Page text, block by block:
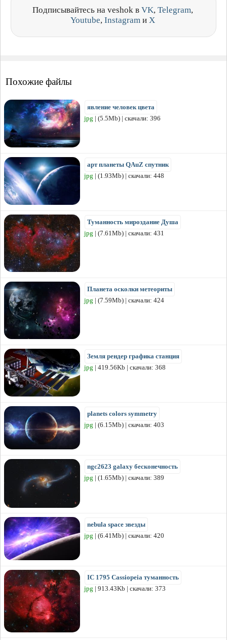
Подписывайтесь на veshok в VK, Telegram,
Youtube, Instagram и X
Похожие файлы
явление человек цвета
jpg | (5.5Mb) | скачали: 396
арт планеты QAuZ спутник
jpg | (1.93Mb) | скачали: 448
Туманность мироздание Душа
jpg | (7.61Mb) | скачали: 431
Планета осколки метеориты
jpg | (7.59Mb) | скачали: 424
Земля рендер графика станция
jpg | 419.56Kb | скачали: 368
planets colors symmetry
jpg | (6.15Mb) | скачали: 403
ngc2623 galaxy бесконечность
jpg | (1.65Mb) | скачали: 389
nebula space звезды
jpg | (6.41Mb) | скачали: 420
IC 1795 Cassiopeia туманность
jpg | 913.43Kb | скачали: 373